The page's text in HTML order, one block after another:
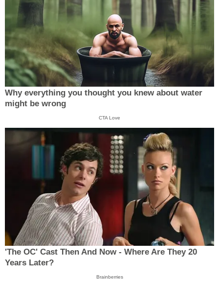
Why everything you thought you knew about water
might be wrong
CTA Love
'The OC' Cast Then And Now - Where Are They 20
Years Later?
Brainberries